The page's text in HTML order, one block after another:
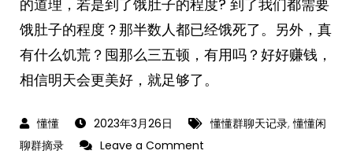
的道理，若是到了饿肚子的程度? 到了我们都需要
饿肚子的程度？那半数人都已经饿死了。另外，真
有什么饥荒？囤那么三五顿，有用吗？好好赚钱，
相信明天会更美好，就足够了。
2023年3月26日 懂懂群聊天记录,懂懂闲
聊群摘录
Leave a Comment